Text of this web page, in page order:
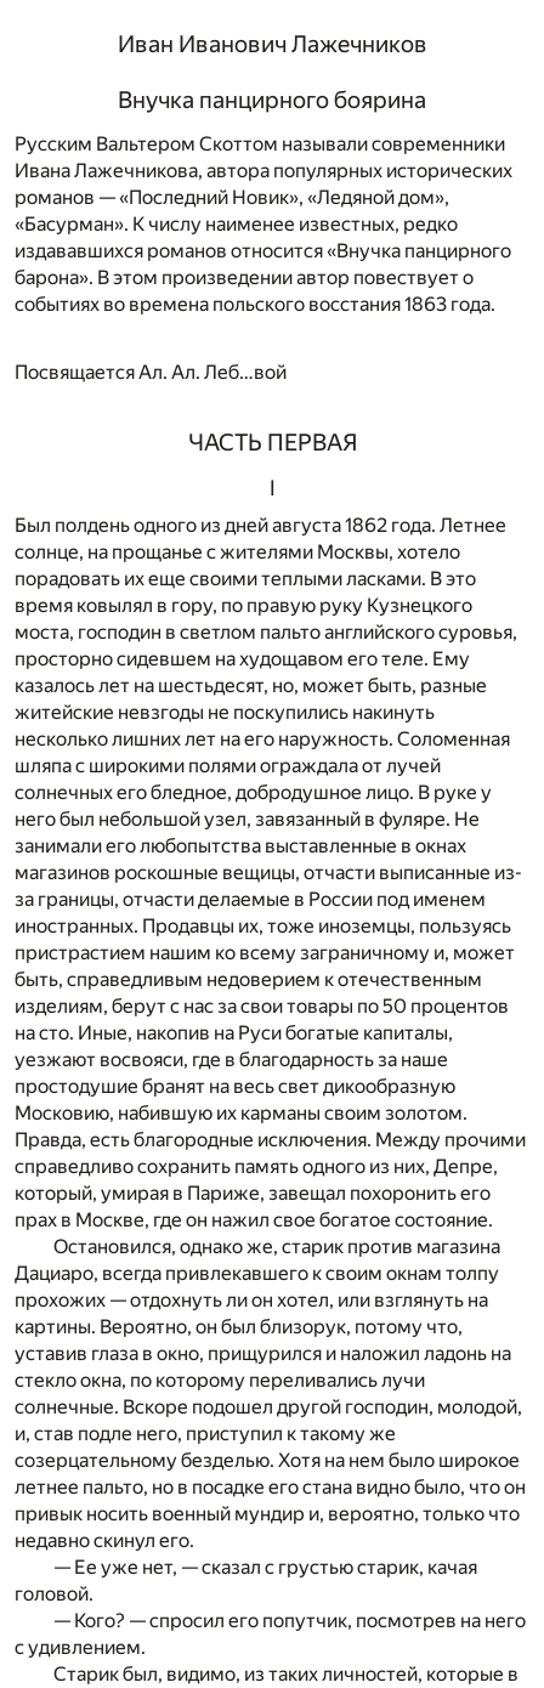
Иван Иванович Лажечников
Внучка панцирного боярина
Русским Вальтером Скоттом называли современники
Ивана Лажечникова, автора популярных исторических
романов — «Последний Новик», «Ледяной дом»,
«Басурман». К числу наименее известных, редко
издававшихся романов относится «Внучка панцирного
барона». В этом произведении автор повествует о
событиях во времена польского восстания 1863 года.
Посвящается Ал. Ал. Леб…вой
ЧАСТЬ ПЕРВАЯ
I
Был полдень одного из дней августа 1862 года. Летнее
солнце, на прощанье с жителями Москвы, хотело
порадовать их еще своими теплыми ласками. В это
время ковылял в гору, по правую руку Кузнецкого
моста, господин в светлом пальто английского суровья,
просторно сидевшем на худощавом его теле. Ему
казалось лет на шестьдесят, но, может быть, разные
житейские невзгоды не поскупились накинуть
несколько лишних лет на его наружность. Соломенная
шляпа с широкими полями ограждала от лучей
солнечных его бледное, добродушное лицо. В руке у
него был небольшой узел, завязанный в фуляре. Не
занимали его любопытства выставленные в окнах
магазинов роскошные вещицы, отчасти выписанные из-
за границы, отчасти делаемые в России под именем
иностранных. Продавцы их, тоже иноземцы, пользуясь
пристрастием нашим ко всему заграничному и, может
быть, справедливым недоверием к отечественным
изделиям, берут с нас за свои товары по 50 процентов
на сто. Иные, накопив на Руси богатые капиталы,
уезжают восвояси, где в благодарность за наше
простодушие бранят на весь свет дикообразную
Московию, набившую их карманы своим золотом.
Правда, есть благородные исключения. Между прочими
справедливо сохранить память одного из них, Депре,
который, умирая в Париже, завещал похоронить его
прах в Москве, где он нажил свое богатое состояние.
Остановился, однако же, старик против магазина
Дациаро, всегда привлекавшего к своим окнам толпу
прохожих — отдохнуть ли он хотел, или взглянуть на
картины. Вероятно, он был близорук, потому что,
уставив глаза в окно, прищурился и наложил ладонь на
стекло окна, по которому переливались лучи
солнечные. Вскоре подошел другой господин, молодой,
и, став подле него, приступил к такому же
созерцательному безделью. Хотя на нем было широкое
летнее пальто, но в посадке его стана видно было, что он
привык носить военный мундир и, вероятно, только что
недавно скинул его.
— Ее уже нет, — сказал с грустью старик, качая
головой.
— Кого? — спросил его попутчик, посмотрев на него
с удивлением.
Старик был, видимо, из таких личностей, которые в